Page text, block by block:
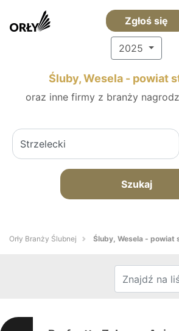
Zgłoś się
2025
Śluby, Wesela - powiat
oraz inne firmy z branży
Szukaj
Orły Branży Ślubnej Śluby, Wesela - powiat